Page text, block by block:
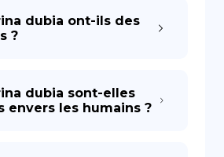
dubia ont-ils des
?
dubia sont-elles
envers les humains ?